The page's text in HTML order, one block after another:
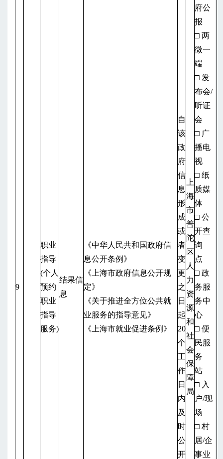
9
职业
指导
(个人
预约
职业
指导
服务)
结果信
息
《中华人民共和国政府信
息公开条例》
《上海市政府信息公开规
定》
《关于推进全方位公共就
业服务的指导意见》
《上海市就业促进条例》
自
该
政
府
信
息
形
成
或
者
变
更
之
日
起
20
个
工
作
日
内
及
时
公
开
上
海
市
普
陀
区
人
力
资
源
和
社
会
保
障
局
府公
报
□ 两
微一
端
□ 发
布会/
听证
会
□ 广
播电
视
□ 纸
质媒
体
□ 公
开查
询
点
□ 政
务服
务中
心
□ 便
民服
务
站
□ 入
户/现
场
□ 村
居/企
事业